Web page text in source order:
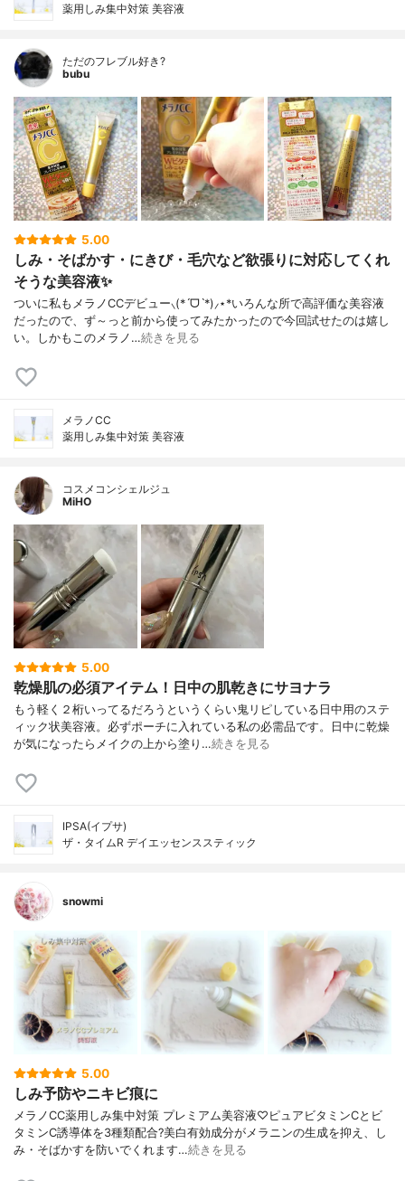
薬用しみ集中対策 美容液
ただのフレブル好き?
bubu
5.00
しみ・そばかす・にきび・毛穴など欲張りに対応してくれ
そうな美容液✨
ついに私もメラノCCデビュー⸜(*ˊᗜˋ*)⸝⋆*いろんな所で高評価な美容液
だったので、ず～っと前から使ってみたかったので今回試せたのは嬉し
い。しかもこのメラノ…続きを見る
メラノCC
薬用しみ集中対策 美容液
コスメコンシェルジュ
MiHO
5.00
乾燥肌の必須アイテム！日中の肌乾きにサヨナラ
もう軽く２桁いってるだろうというくらい鬼リピしている日中用のステ
ィック状美容液。必ずポーチに入れている私の必需品です。日中に乾燥
が気になったらメイクの上から塗り…続きを見る
IPSA(イプサ)
ザ・タイムR デイエッセンススティック
snowmi
5.00
しみ予防やニキビ痕に
メラノCC薬用しみ集中対策 プレミアム美容液♡ピュアビタミンCとビ
タミンC誘導体を3種類配合?美白有効成分がメラニンの生成を抑え、し
み・そばかすを防いでくれます…続きを見る